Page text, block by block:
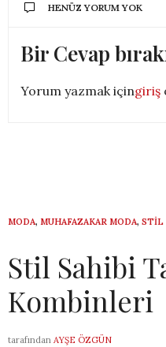
HENÜZ YORUM YOK
Bir Cevap
Yorum yazmak içingiriş
MODA, MUHAFAZAKAR MODA, STIL
Stil Sahibi
Kombinleri
tarafından AYŞE ÖZGÜN